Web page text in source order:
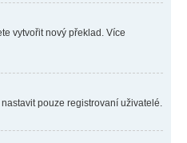
vytvořit nový překlad. Více
pouze registrovaní uživatelé.